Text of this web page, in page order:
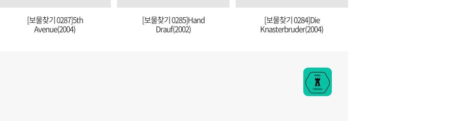
[보물찾기 0287]5th
Avenue(2004)
[보물찾기 0285]Hand
Drauf(2002)
[보물찾기 0284]Die
Knasterbruder(2004)